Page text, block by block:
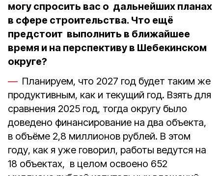
могу спросить вас о дальнейших планах
в сфере строительства. Что ещё
предстоит выполнить в ближайшее
время и на перспективу в Шебекинском
округе?
Планируем, что 2027 год будет таким же
продуктивным, как и текущий год. Взять для
сравнения 2025 год, тогда округу было
доведено финансирование на два объекта,
в объёме 2,8 миллионов рублей. В этом
году, как я уже говорил, работы ведутся на
18 объектах, в целом освоено 652